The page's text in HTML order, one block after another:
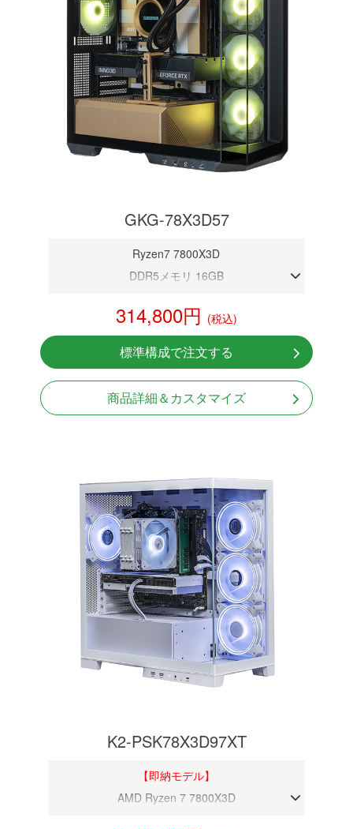
GKG-78X3D57
Ryzen7 7800X3D
DDR5メモリ 16GB
NVMeSSD 1TB
無線LAN Bluetooth対応
Windows11 Home 64bit
314,800円 (税込)
標準構成で注文する
商品詳細＆カスタマイズ
K2-PSK78X3D97XT
【即納モデル】
AMD Ryzen 7 7800X3D